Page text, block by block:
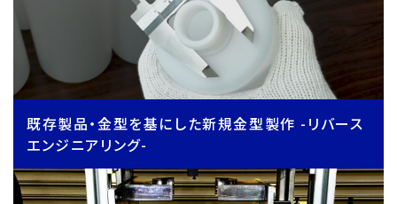
既存製品・金型を基にした新規金型製作 -リバース
エンジニアリング-